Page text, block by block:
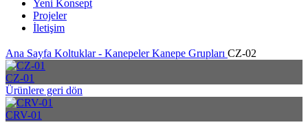
Yeni Konsept
Projeler
İletişim
Ana Sayfa Koltuklar - KanepelerKanepe Grupları CZ-02
CZ-01
Ürünlere geri dön
CRV-01